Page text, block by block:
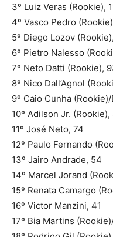
3º Luiz Veras (Rookie),
4º Vasco Pedro
5º Diego Lozov
6º Pietro Nalesso
7º Neto Datti (Rookie),
8º Nico Dall’Agnol
9º Caio Cunha
10º Adilson Jr. (Rookie),
11º José Neto, 74
12º Paulo Fernando
13º Jairo Andrade, 54
14º Marcel Jorand
15º Renata Camargo
16º Victor Manzini, 41
17º Bia Martins